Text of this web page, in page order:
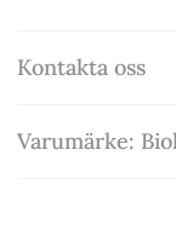
Kontakta oss
Varumärke: